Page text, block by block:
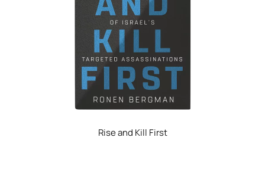
Rise and Kill First